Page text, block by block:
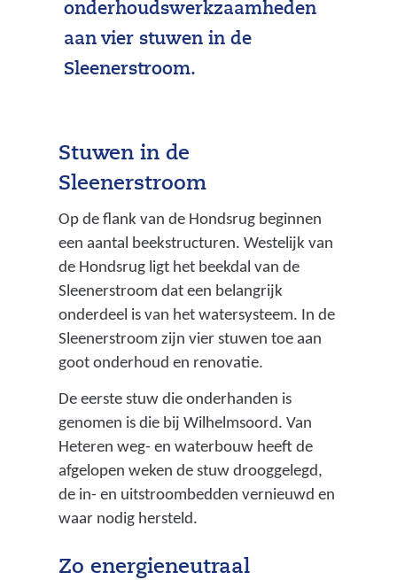
onderhoudswerkzaamheden
aan vier stuwen in de
Sleenerstroom.
Stuwen in de
Sleenerstroom
Op de flank van de Hondsrug beginnen
een aantal beekstructuren. Westelijk van
de Hondsrug ligt het beekdal van de
Sleenerstroom dat een belangrijk
onderdeel is van het watersysteem. In de
Sleenerstroom zijn vier stuwen toe aan
goot onderhoud en renovatie.
De eerste stuw die onderhanden is
genomen is die bij Wilhelmsoord. Van
Heteren weg- en waterbouw heeft de
afgelopen weken de stuw drooggelegd,
de in- en uitstroombedden vernieuwd en
waar nodig hersteld.
Zo energieneutraal